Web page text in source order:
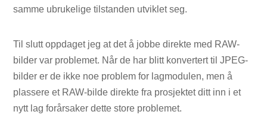
samme ubrukelige tilstanden utviklet seg.
Til slutt oppdaget jeg at det å jobbe direkte med RAW-
bilder var problemet. Når de har blitt konvertert til JPEG-
bilder er de ikke noe problem for lagmodulen, men å
plassere et RAW-bilde direkte fra prosjektet ditt inn i et
nytt lag forårsaker dette store problemet.